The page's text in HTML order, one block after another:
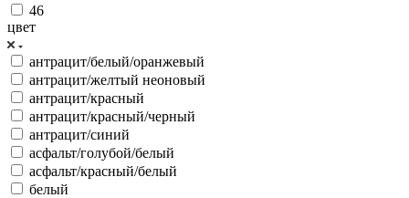
46
цвет
антрацит/белый/оранжевый
антрацит/желтый неоновый
антрацит/красный
антрацит/красный/черный
антрацит/синий
асфальт/голубой/белый
асфальт/красный/белый
белый